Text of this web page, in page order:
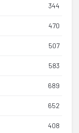
344
470
507
583
689
652
408